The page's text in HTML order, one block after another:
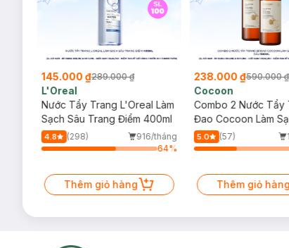
145.000 ₫289.000 ₫
L'Oreal
Nước Tẩy Trang L'Oreal Làm
Sạch Sâu Trang Điểm 400ml
4.8 (298)
916/tháng
64%
Thêm giỏ hàng
238.000 ₫590.000 ₫
Cocoon
Combo 2 Nước Tẩy
Đao Cocoon Làm
Giảm Dầu 500ml
5.0 (57)
Thêm giỏ hàng